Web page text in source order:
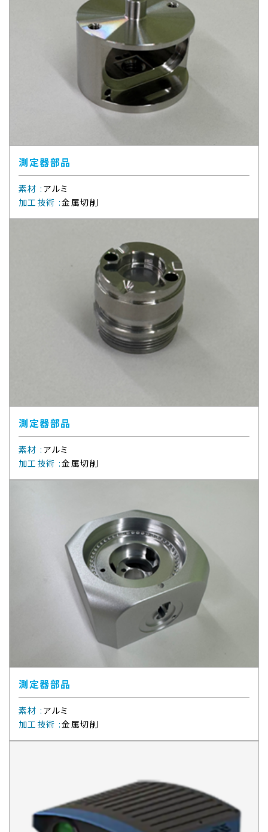
測定器部品
素材 : アルミ
加工技術 :金属切削
測定器部品
素材 : アルミ
加工技術 :金属切削
測定器部品
素材 : アルミ
加工技術 :金属切削